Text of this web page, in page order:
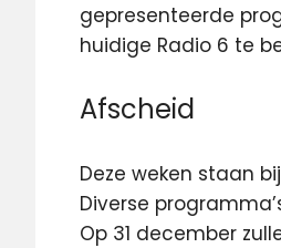
gepresenteerde
huidige Radio 6 te
Afscheid
Deze weken staan
Diverse
Op 31 december